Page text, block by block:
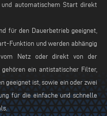
automatischem Start direkt
für den Dauerbetrieb geeignet,
Funktion und werden abhängig
Netz oder direkt von der
ein antistatischer Filter,
geeignet ist, sowie ein oder zwei
für die einfache und schnelle